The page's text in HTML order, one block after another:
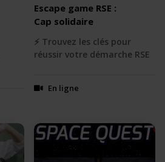
Escape game RSE :
Cap solidaire
⚡️ Trouvez les clés pour
réussir votre démarche RSE
En ligne